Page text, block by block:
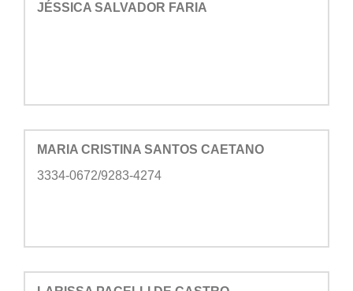
JÉSSICA SALVADOR FARIA
MARIA CRISTINA SANTOS CAETANO
3334-0672/9283-4274